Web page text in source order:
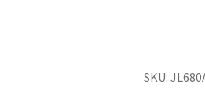
SKU: